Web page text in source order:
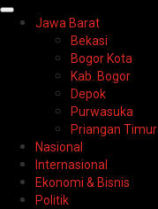
PrimaryJawa Barat
Bekasi
Bogor Kota
Kab. Bogor
Depok
Purwasuka
Priangan Timur
Nasional
Internasional
Ekonomi & Bisnis
Politik